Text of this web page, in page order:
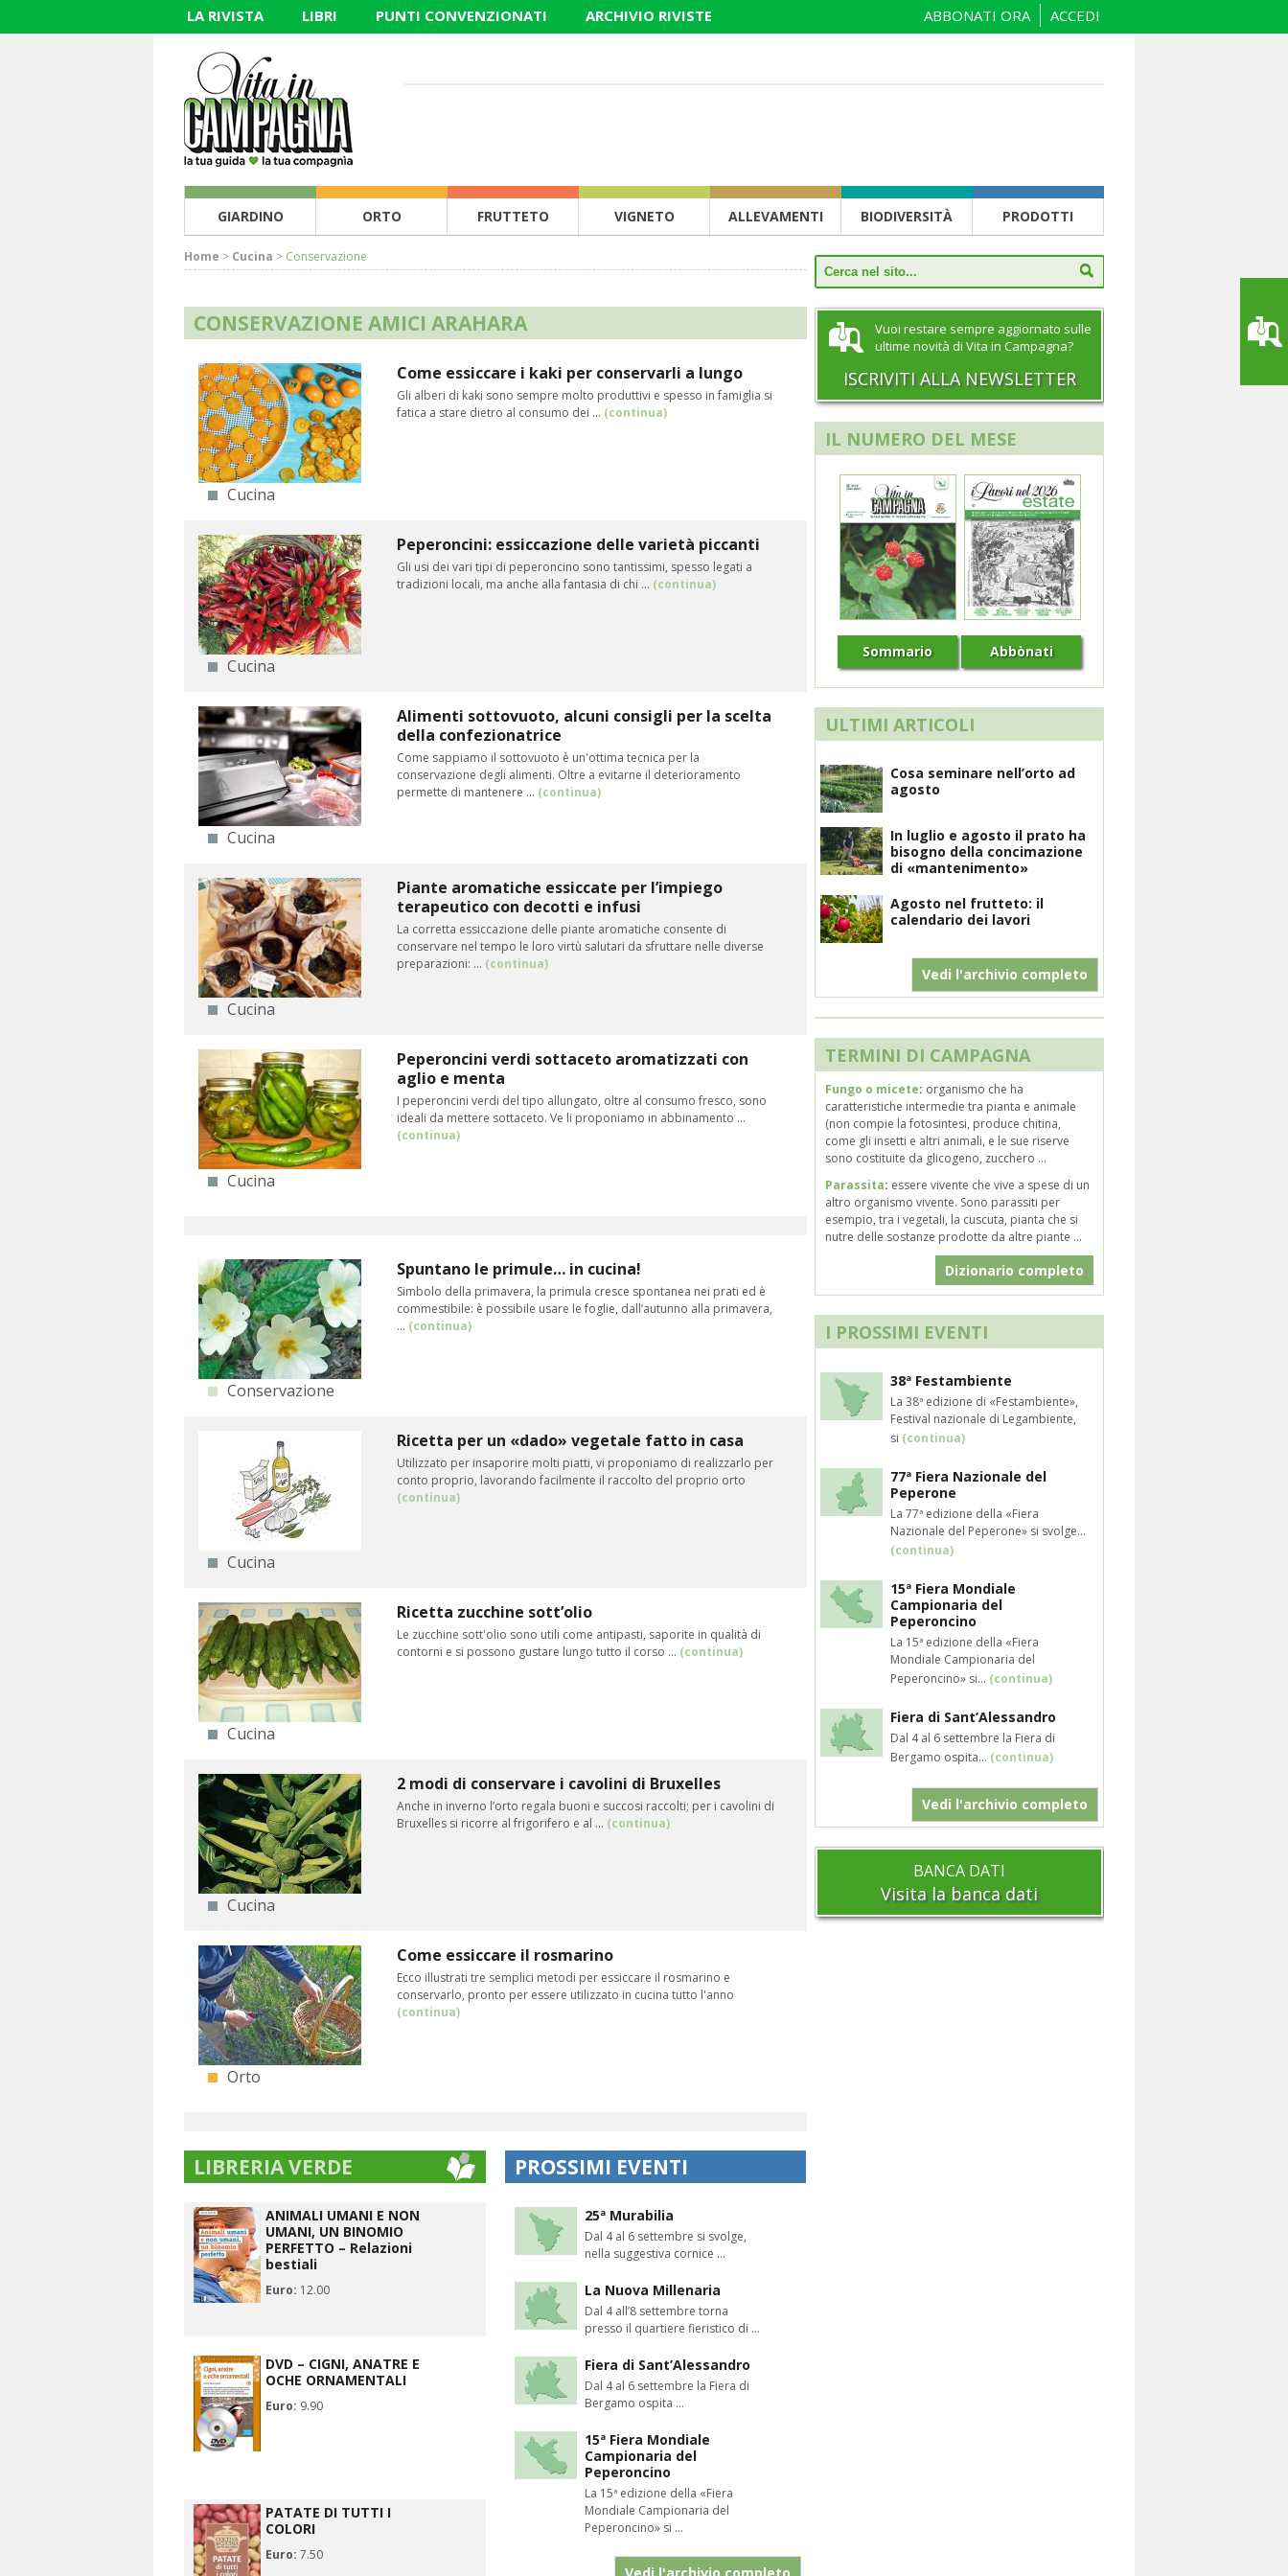
LA RIVISTA LIBRI PUNTI CONVENZIONATI ARCHIVIO RIVISTE ACCEDI
ABBONATI ORA
GIARDINO ORTO FRUTTETO VIGNETO ALLEVAMENTI BIODIVERSITÀ PRODOTTI
Home > Cucina > Conservazione
CONSERVAZIONE AMICI ARAHARA
Cucina
Come essiccare i kaki per conservarli a lungo
Gli alberi di kaki sono sempre molto produttivi e spesso in famiglia si
fatica a stare dietro al consumo dei ... (continua)
Cucina
Peperoncini: essiccazione delle varietà piccanti
Gli usi dei vari tipi di peperoncino sono tantissimi, spesso legati a
tradizioni locali, ma anche alla fantasia di chi ... (continua)
Cucina
Alimenti sottovuoto, alcuni consigli per la scelta
della confezionatrice
Come sappiamo il sottovuoto è un'ottima tecnica per la
conservazione degli alimenti. Oltre a evitarne il deterioramento
permette di mantenere ... (continua)
Cucina
Piante aromatiche essiccate per l’impiego
terapeutico con decotti e infusi
La corretta essiccazione delle piante aromatiche consente di
conservare nel tempo le loro virtù salutari da sfruttare nelle diverse
preparazioni: ... (continua)
Cucina
Peperoncini verdi sottaceto aromatizzati con
aglio e menta
I peperoncini verdi del tipo allungato, oltre al consumo fresco, sono
ideali da mettere sottaceto. Ve li proponiamo in abbinamento ...
(continua)
Conservazione
Spuntano le primule… in cucina!
Simbolo della primavera, la primula cresce spontanea nei prati ed è
commestibile: è possibile usare le foglie, dall’autunno alla primavera,
... (continua)
Cucina
Ricetta per un «dado» vegetale fatto in casa
Utilizzato per insaporire molti piatti, vi proponiamo di realizzarlo per
conto proprio, lavorando facilmente il raccolto del proprio orto
(continua)
Cucina
Ricetta zucchine sott’olio
Le zucchine sott'olio sono utili come antipasti, saporite in qualità di
contorni e si possono gustare lungo tutto il corso ... (continua)
Cucina
2 modi di conservare i cavolini di Bruxelles
Anche in inverno l’orto regala buoni e succosi raccolti; per i cavolini di
Bruxelles si ricorre al frigorifero e al ... (continua)
Orto
Come essiccare il rosmarino
Ecco illustrati tre semplici metodi per essiccare il rosmarino e
conservarlo, pronto per essere utilizzato in cucina tutto l'anno
(continua)
LIBRERIA VERDE
ANIMALI UMANI E NON
UMANI, UN BINOMIO
PERFETTO – Relazioni
bestiali
Euro: 12.00
DVD – CIGNI, ANATRE E
OCHE ORNAMENTALI
Euro: 9.90
PATATE DI TUTTI I
COLORI
Euro: 7.50
PROSSIMI EVENTI
25ª Murabilia
Dal 4 al 6 settembre si svolge,
nella suggestiva cornice ...
La Nuova Millenaria
Dal 4 all’8 settembre torna
presso il quartiere fieristico di ...
Fiera di Sant’Alessandro
Dal 4 al 6 settembre la Fiera di
Bergamo ospita ...
15ª Fiera Mondiale
Campionaria del
Peperoncino
La 15ª edizione della «Fiera
Mondiale Campionaria del
Peperoncino» si ...
Vuoi restare sempre aggiornato sulle
ultime novità di Vita in Campagna?
ISCRIVITI ALLA NEWSLETTER
IL NUMERO DEL MESE
Sommario Abbònati
ULTIMI ARTICOLI
Cosa seminare nell’orto ad
agosto
In luglio e agosto il prato ha
bisogno della concimazione
di «mantenimento»
Agosto nel frutteto: il
calendario dei lavori
Vedi l'archivio completo
TERMINI DI CAMPAGNA
Fungo o micete: organismo che ha
caratteristiche intermedie tra pianta e animale
(non compie la fotosintesi, produce chitina,
come gli insetti e altri animali, e le sue riserve
sono costituite da glicogeno, zucchero ...
Parassita: essere vivente che vive a spese di un
altro organismo vivente. Sono parassiti per
esempio, tra i vegetali, la cuscuta, pianta che si
nutre delle sostanze prodotte da altre piante ...
Dizionario completo
I PROSSIMI EVENTI
38ª Festambiente
La 38ª edizione di «Festambiente»,
Festival nazionale di Legambiente,
si (continua)
77ª Fiera Nazionale del
Peperone
La 77ª edizione della «Fiera
Nazionale del Peperone» si svolge...
(continua)
15ª Fiera Mondiale
Campionaria del
Peperoncino
La 15ª edizione della «Fiera
Mondiale Campionaria del
Peperoncino» si... (continua)
Fiera di Sant’Alessandro
Dal 4 al 6 settembre la Fiera di
Bergamo ospita... (continua)
Vedi l'archivio completo
BANCA DATI
Visita la banca dati